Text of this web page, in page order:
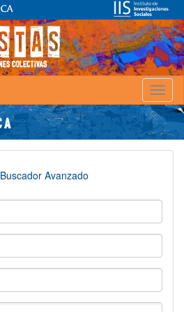
Buscador Avanzado